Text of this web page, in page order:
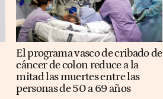
El programa vasco de cribado de
cáncer de colon reduce a la
mitad las muertes entre las
personas de 50 a 69 años